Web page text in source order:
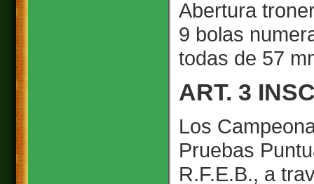
Abertura
9 bolas
todas de 57
ART. 3
Los
Pruebas
R.F.E.B., a